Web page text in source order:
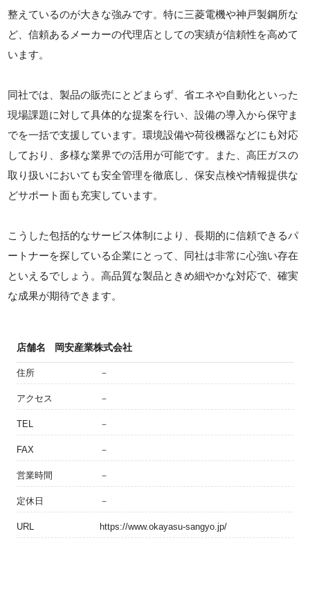
整えているのが大きな強みです。特に三菱電機や神戸製鋼所な
ど、信頼あるメーカーの代理店としての実績が信頼性を高めて
います。
同社では、製品の販売にとどまらず、省エネや自動化といった
現場課題に対して具体的な提案を行い、設備の導入から保守ま
でを一括で支援しています。環境設備や荷役機器などにも対応
しており、多様な業界での活用が可能です。また、高圧ガスの
取り扱いにおいても安全管理を徹底し、保安点検や情報提供な
どサポート面も充実しています。
こうした包括的なサービス体制により、長期的に信頼できるパ
ートナーを探している企業にとって、同社は非常に心強い存在
といえるでしょう。高品質な製品ときめ細やかな対応で、確実
な成果が期待できます。
店舗名 岡安産業株式会社
住所 －
アクセス －
TEL －
FAX －
営業時間 －
定休日 －
URL https://www.okayasu-sangyo.jp/